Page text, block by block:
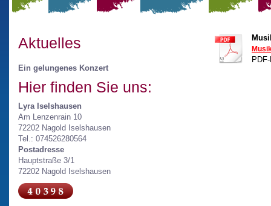
Aktuelles
Ein gelungenes Konzert
Hier finden Sie uns:
Lyra Iselshausen
Am Lenzenrain 10
72202 Nagold Iselshausen
Tel.: 074526280564
Postadresse
Hauptstraße 3/1
72202 Nagold Iselshausen